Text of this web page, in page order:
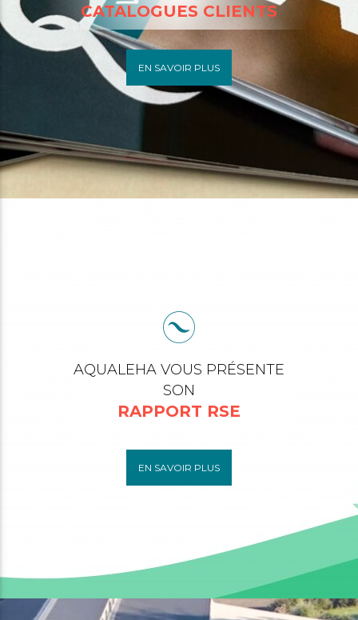
CATALOGUES CLIENTS
EN SAVOIR PLUS
AQUALEHA VOUS PRÉSENTE
SON
RAPPORT RSE
EN SAVOIR PLUS